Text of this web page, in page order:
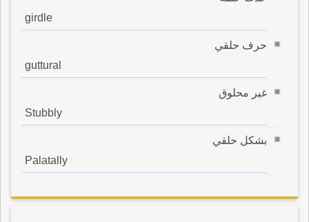
girdle
حرف حلقي
guttural
غير محلوق
Stubbly
بشكل حلقي
Palatally